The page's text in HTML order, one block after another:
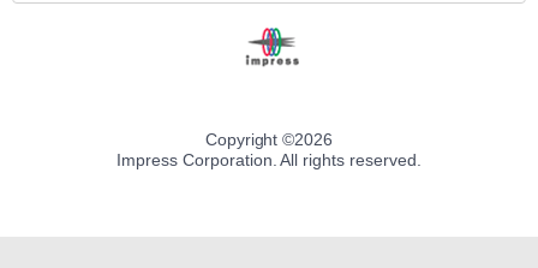
Copyright ©2026
Impress Corporation. All rights reserved.